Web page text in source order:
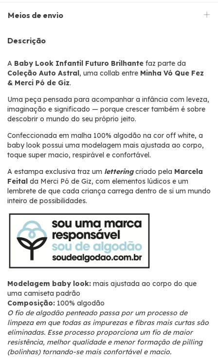
Meios de envio
Descrição
A Baby Look Infantil Futuro Brilhante faz parte da
Coleção Auto Astral, uma collab entre Minha Vó Que Fez
& Merci Pó de Giz.
Uma peça pensada para acompanhar a infância com leveza,
imaginação e significado — porque crescer também é sobre
descobrir o mundo do seu próprio jeito.
Confeccionada em malha 100% algodão na cor off white, a
baby look possui uma modelagem mais ajustada ao corpo,
toque super macio, respirável e confortável.
A estampa exclusiva traz um lettering criado pela Marcela
Feital da Merci Pó de Giz, com elementos lúdicos e um
lembrete de que cada criança carrega dentro de si um mundo
inteiro de possibilidades.
Modelagem baby look: mais ajustada ao corpo do que
uma camiseta padrão
Composição: 100% algodão
O fio de algodão penteado passa por um processo de
limpeza em que todas as impurezas e fibras mais curtas são
eliminadas. Esse processo proporciona um fio de maior
resistência, melhor qualidade e menor formação de pilling
(bolinhas) tornando-se mais confortável e macio.